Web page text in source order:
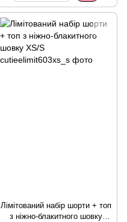
Лімітований набір шорти + топ
з ніжно-блакитного шовку